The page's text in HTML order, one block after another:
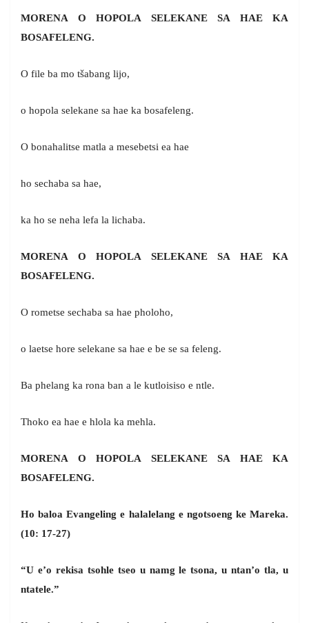
MORENA O HOPOLA SELEKANE SA HAE KA
BOSAFELENG.
O file ba mo tšabang lijo,
o hopola selekane sa hae ka bosafeleng.
O bonahalitse matla a mesebetsi ea hae
ho sechaba sa hae,
ka ho se neha lefa la lichaba.
MORENA O HOPOLA SELEKANE SA HAE KA
BOSAFELENG.
O rometse sechaba sa hae pholoho,
o laetse hore selekane sa hae e be se sa feleng.
Ba phelang ka rona ban a le kutloisiso e ntle.
Thoko ea hae e hlola ka mehla.
MORENA O HOPOLA SELEKANE SA HAE KA
BOSAFELENG.
Ho baloa Evangeling e halalelang e ngotsoeng ke Mareka.
(10: 17-27)
“U e’o rekisa tsohle tseo u namg le tsona, u ntan’o tla, u
ntatele.”